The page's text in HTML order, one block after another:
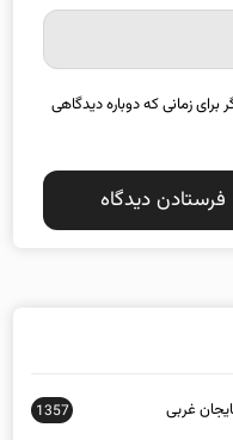
زمانی که دوباره دیدگاهی
استانها 0